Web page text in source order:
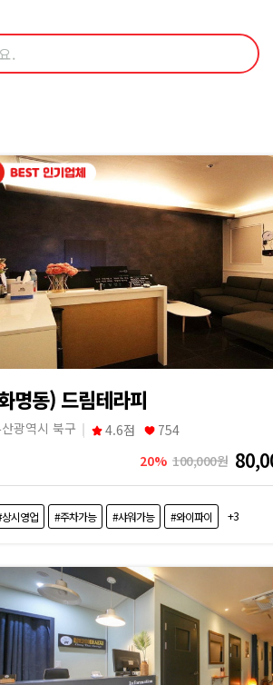
명동) 드림테라피
광역시 북구 4.6점
754
20% 100,000원
시영업 #주차가능 #샤워가능 #와이파이 +3